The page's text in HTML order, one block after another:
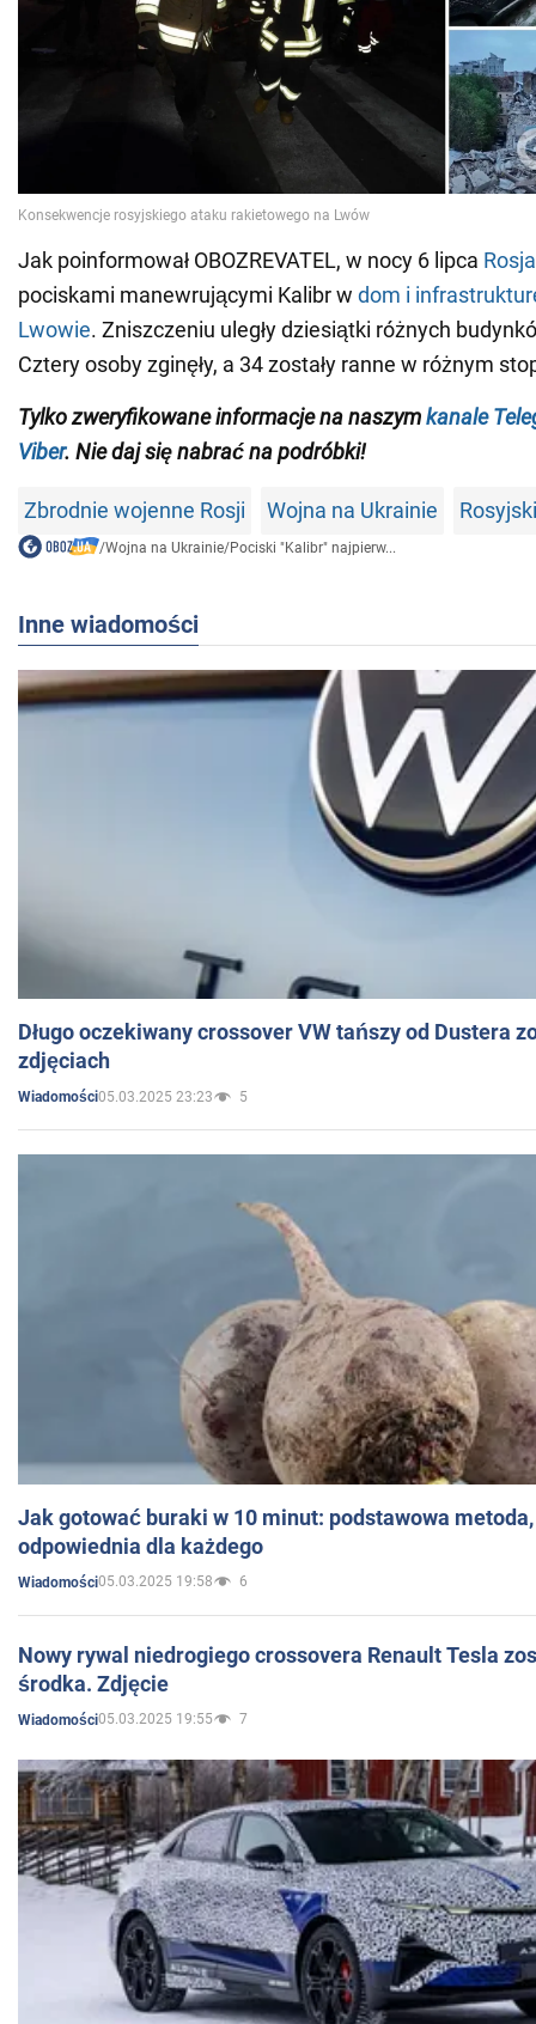
Jak poinformował OBOZREVATEL, w nocy 6 lipca
pociskami manewrującymi Kalibr w dom i
Lwowie. Zniszczeniu uległy dziesiątki różnych
Cztery osoby zginęły, a 34 zostały ranne w różnym
Tylkozweryfikowane informacje na naszymkanale
Viber. Nie daj się nabrać na podróbki!
Zbrodnie wojenne Rosji Wojna na Ukrainie
/Wojna na Ukrainie/Pociski "Kalibr" najpierw...
Inne wiadomości
Długo oczekiwany crossover VW tańszy od Dustera
zdjęciach
Wiadomości05.03.2025 23:23 5
Jak gotować buraki w 10 minut: podstawowa
odpowiednia dla każdego
Wiadomości05.03.2025 19:58 6
Nowy rywal niedrogiego crossovera Renault Tesla
środka. Zdjęcie
Wiadomości05.03.2025 19:55 7